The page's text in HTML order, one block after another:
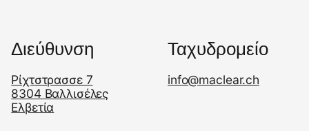
Διεύθυνση
Ρίχτστρασσε 7
8304 Βαλλισέλες
Ελβετία
Ταχυδρομείο
info@maclear.ch